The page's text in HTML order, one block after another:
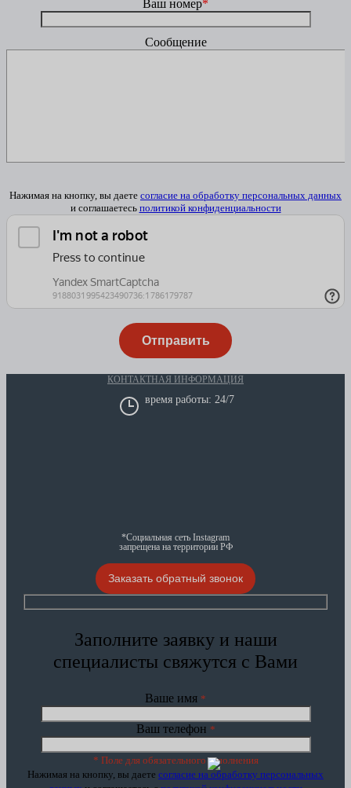
Ваш номер*
Сообщение
Нажимая на кнопку, вы даете согласие на обработку персональных данных
и соглашаетесь политикой конфиденциальности
КОНТАКТНАЯ ИНФОРМАЦИЯ
время работы: 24/7
*Социальная сеть Instagram
запрещена на территории РФ
Заказать обратный звонок
Заполните заявку и наши
специалисты свяжутся с Вами
Ваше имя *
Ваш телефон *
* Поле для обязательного заполнения
Нажимая на кнопку, вы даете согласие на обработку персональных